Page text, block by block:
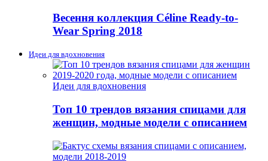
Весення коллекция Céline Ready-to-
Wear Spring 2018
Идеи для вдохновения
Идеи для вдохновения
Топ 10 трендов вязания спицами для
женщин, модные модели с описанием